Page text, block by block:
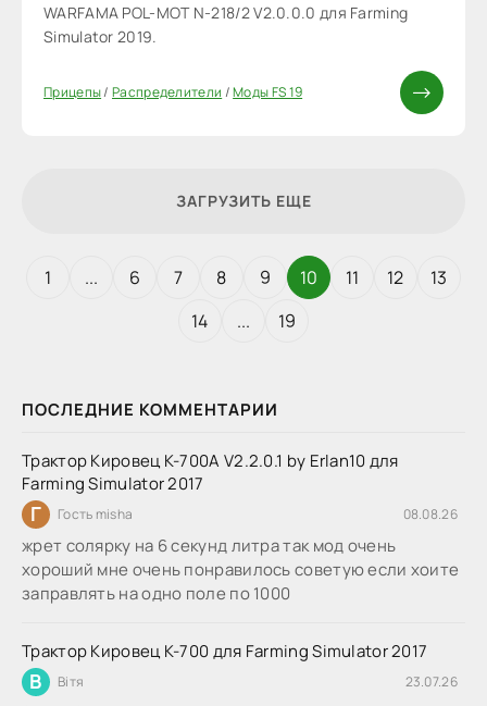
ПОСЛЕДНИЕ КОММЕНТАРИИ
Трактор Кировец К-700А V2.2.0.1 by Erlan10 для
Farming Simulator 2017
Г Гость misha 08.08.26
жрет солярку на 6 секунд литра так мод очень
хороший мне очень понравилось советую если хоите
заправлять на одно поле по 1000
Трактор Кировец К-700 для Farming Simulator 2017
В Вітя 23.07.26
WARFAMA POL-MOT N-218/2 V2.0.0.0 для Farming
Simulator 2019.
Прицепы/Распределители /Моды FS 19
ЗАГРУЗИТЬ ЕЩЕ
1 ... 6 7 8 9 10 11 12
13
14
... 19